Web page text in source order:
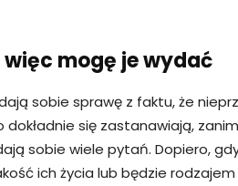
mogę je wydać
sobie sprawę z faktu, że
dokładnie się zastanawiają,
sobie wiele pytań. Dopiero,
ich życia lub będzie